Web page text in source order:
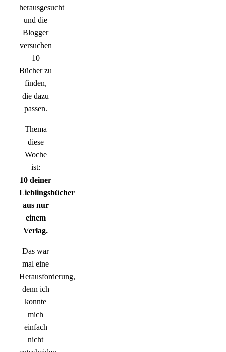
herausgesucht
und die
Blogger
versuchen
10
Bücher zu
finden,
die dazu
passen.
Thema
diese
Woche
ist:
10 deiner
Lieblingsbücher
aus nur
einem
Verlag.
Das war
mal eine
Herausforderung,
denn ich
konnte
mich
einfach
nicht